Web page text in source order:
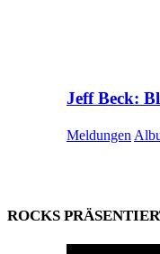
Jeff Beck:
Meldungen
ROCKS